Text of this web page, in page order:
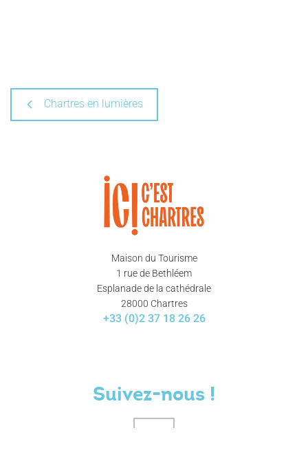
Chartres en lumières
Maison du Tourisme
1 rue de Bethléem
Esplanade de la cathédrale
28000 Chartres
+33 (0)2 37 18 26 26
Suivez-nous !